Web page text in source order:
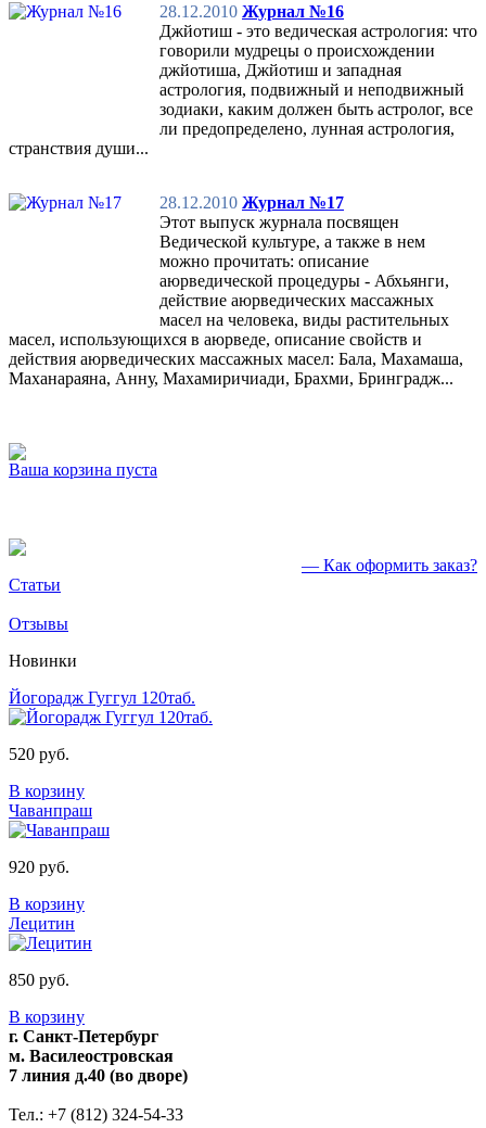
28.12.2010 Журнал №16
Джйотиш - это ведическая астрология: что
говорили мудрецы о происхождении
джйотиша, Джйотиш и западная
астрология, подвижный и неподвижный
зодиаки, каким должен быть астролог, все
ли предопределено, лунная астрология,
странствия души...
28.12.2010 Журнал №17
Этот выпуск журнала посвящен
Ведической культуре, а также в нем
можно прочитать: описание
аюрведической процедуры - Абхьянги,
действие аюрведических массажных
масел на человека, виды растительных
масел, использующихся в аюрведе, описание свойств и
действия аюрведических массажных масел: Бала, Махамаша,
Маханараяна, Анну, Махамиричиади, Брахми, Бринградж...
Ваша корзина пуста
— Как оформить заказ?
Статьи
Отзывы
Новинки
Йогорадж Гуггул 120таб.
520 руб.
В корзину
Чаванпраш
920 руб.
В корзину
Лецитин
850 руб.
В корзину
г. Санкт-Петербург
м. Василеостровская
7 линия д.40 (во дворе)
Тел.: +7 (812) 324-54-33